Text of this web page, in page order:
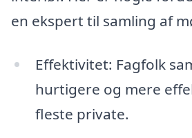
en ekspert til samling af
Effektivitet: Fagfolk
hurtigere og mere
fleste private.